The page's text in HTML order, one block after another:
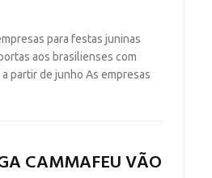
para festas juninas
aos brasilienses com
partir de junho As empresas
CAMMAFEU VÃO